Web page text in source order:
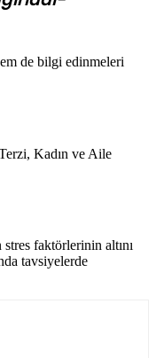
de bilgi edinmeleri
Kadın ve Aile
faktörlerinin altını
tavsiyelerde